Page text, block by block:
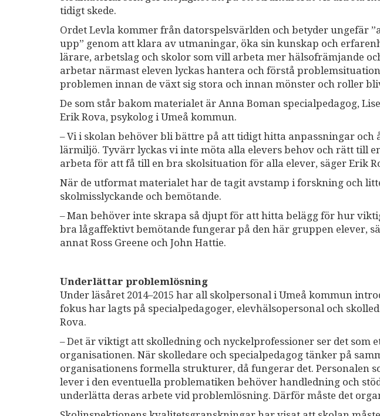
tidigt skede.
Ordet Levla kommer från datorspelsvärlden och betyder ungefär
upp” genom att klara av utmaningar, öka sin kunskap och
lärare, arbetslag och skolor som vill arbeta mer hälsofrämjande
arbetar närmast eleven lyckas hantera och förstå
problemen innan de växt sig stora och innan mönster och roller
De som står bakom materialet är Anna Boman specialpedagog,
Erik Rova, psykolog i Umeå kommun.
– Vi i skolan behöver bli bättre på att tidigt hitta anpassningar och
lärmiljö. Tyvärr lyckas vi inte möta alla elevers behov och rätt till
arbeta för att få till en bra skolsituation för alla elever, säger Erik
När de utformat materialet har de tagit avstamp i forskning och
skolmisslyckande och bemötande.
– Man behöver inte skrapa så djupt för att hitta belägg för hur
bra lågaffektivt bemötande fungerar på den här gruppen elever,
annat Ross Greene och John Hattie.
Underlättar problemlösning
Under läsåret 2014–2015 har all skolpersonal i Umeå kommun
fokus har lagts på specialpedagoger, elevhälsopersonal och
Rova.
– Det är viktigt att skolledning och nyckelprofessioner ser det som
organisationen. När skolledare och specialpedagog tänker på
organisationens formella strukturer, då fungerar det. Personalen
lever i den eventuella problematiken behöver handledning och
underlätta deras arbete vid problemlösning. Därför måste det